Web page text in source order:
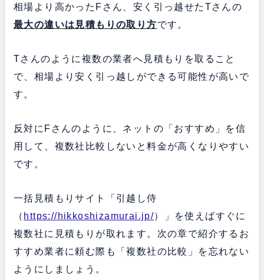
相場より高かったFさん、安く引っ越せたTさんの
最大の違いは見積もりの取り方です。
Tさんのように複数の業者へ見積もりを取ること
で、相場より安く引っ越しができる可能性が高いで
す。
反対にFさんのように、ネットの「おすすめ」を信
用して、複数社比較しないと料金が高くなりやすい
です。
一括見積もりサイト「引越し侍
（ https://hikkoshizamurai.jp/）」を使えばすぐに
複数社に見積もりが取れます。次の章で紹介するお
すすめ業者に頼む際も「複数社の比較」を忘れない
ようにしましょう。